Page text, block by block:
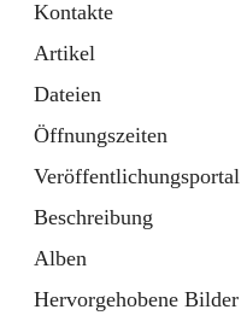
Kontakte
Artikel
Dateien
Öffnungszeiten
Veröffentlichungsportal
Beschreibung
Alben
Hervorgehobene Bilder
Artikel
neuem
Tab